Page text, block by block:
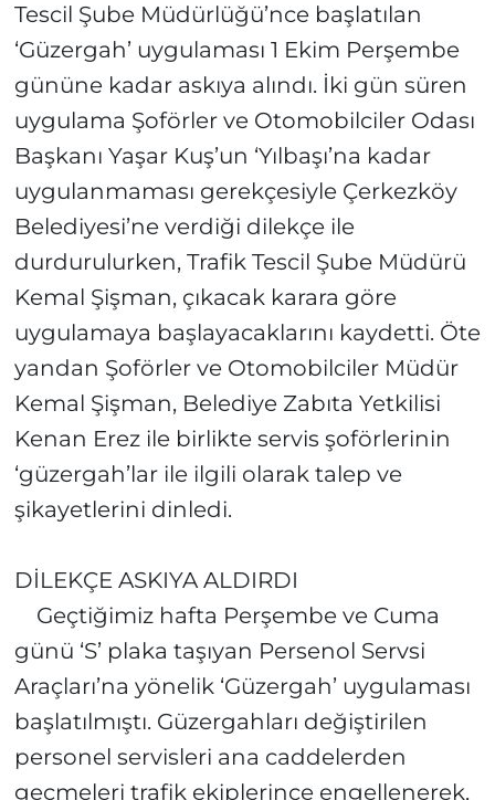
Tescil Şube Müdürlüğü’nce başlatılan
‘Güzergah’ uygulaması 1 Ekim Perşembe
gününe kadar askıya alındı. İki gün süren
uygulama Şoförler ve Otomobilciler Odası
Başkanı Yaşar Kuş’un ‘Yılbaşı’na kadar
uygulanmaması gerekçesiyle Çerkezköy
Belediyesi’ne verdiği dilekçe ile
durdurulurken, Trafik Tescil Şube Müdürü
Kemal Şişman, çıkacak karara göre
uygulamaya başlayacaklarını kaydetti. Öte
yandan Şoförler ve Otomobilciler Müdür
Kemal Şişman, Belediye Zabıta Yetkilisi
Kenan Erez ile birlikte servis şoförlerinin
‘güzergah’lar ile ilgili olarak talep ve
şikayetlerini dinledi.
DİLEKÇE ASKIYA ALDIRDI
Geçtiğimiz hafta Perşembe ve Cuma
günü ‘S’ plaka taşıyan Persenol Servsi
Araçları’na yönelik ‘Güzergah’ uygulaması
başlatılmıştı. Güzergahları değiştirilen
personel servisleri ana caddelerden
geçmeleri trafik ekiplerince engellenerek,